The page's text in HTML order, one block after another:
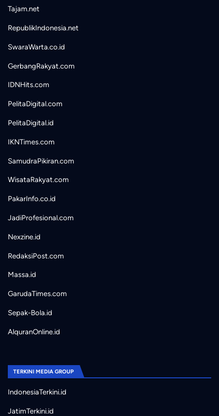
Tajam.net
RepublikIndonesia.net
SwaraWarta.co.id
GerbangRakyat.com
IDNHits.com
PelitaDigital.com
PelitaDigital.id
IKNTimes.com
SamudraPikiran.com
WisataRakyat.com
PakarInfo.co.id
JadiProfesional.com
Nexzine.id
RedaksiPost.com
Massa.id
GarudaTimes.com
Sepak-Bola.id
AlquranOnline.id
TERKINI MEDIA GROUP
IndonesiaTerkini.id
JatimTerkini.id